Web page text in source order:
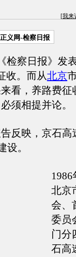
[我来
义网-检察日报
察日报》发
收。而从北京
看，养路费征
须相提并论。
映，京石高
设。
北京
会、
委员
门分
石高